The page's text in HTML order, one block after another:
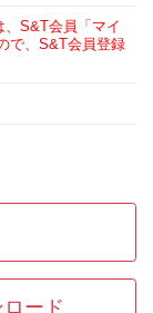
、S&T会員「マイ
で、S&T会員登録
ード